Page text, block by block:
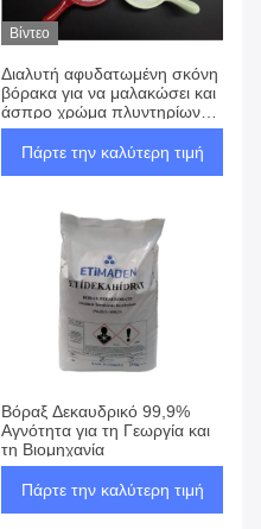
Βίντεο
Διαλυτή αφυδατωμένη σκόνη
βόρακα για να μαλακώσει και
άσπρο χρώμα πλυντηρίων
Freshen
Πάρτε την καλύτερη τιμή
Βόραξ Δεκαυδρικό 99,9%
Αγνότητα για τη Γεωργία και
τη Βιομηχανία
Πάρτε την καλύτερη τιμή